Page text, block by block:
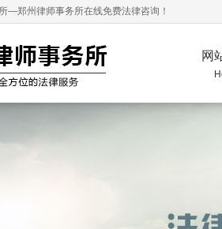
—郑州律师事务所在线免费法律咨询！
网